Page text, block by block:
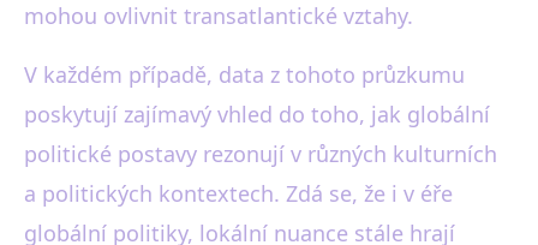
mohou ovlivnit transatlantické vztahy.
V každém případě, data z tohoto průzkumu
poskytují zajímavý vhled do toho, jak globální
politické postavy rezonují v různých kulturních
a politických kontextech. Zdá se, že i v éře
globální politiky, lokální nuance stále hrají